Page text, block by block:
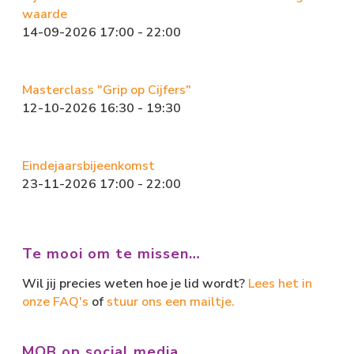
waarde
14-09-2026 17:00 - 22:00
Masterclass "Grip op Cijfers"
12-10-2026 16:30 - 19:30
Eindejaarsbijeenkomst
23-11-2026 17:00 - 22:00
Te mooi om te missen…
Wil jij precies weten hoe je lid wordt? Lees het in
onze FAQ's of stuur ons een mailtje.